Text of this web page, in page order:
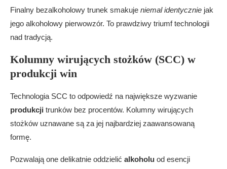
Finalny bezalkoholowy trunek smakuje niemal identycznie jak
jego alkoholowy pierwowzór. To prawdziwy triumf technologii
nad tradycją.
Kolumny wirujących stożków (SCC) w
produkcji win
Technologia SCC to odpowiedź na największe wyzwanie
produkcji trunków bez procentów. Kolumny wirujących
stożków uznawane są za jej najbardziej zaawansowaną
formę.
Pozwalają one delikatnie oddzielić alkoholu od esencji